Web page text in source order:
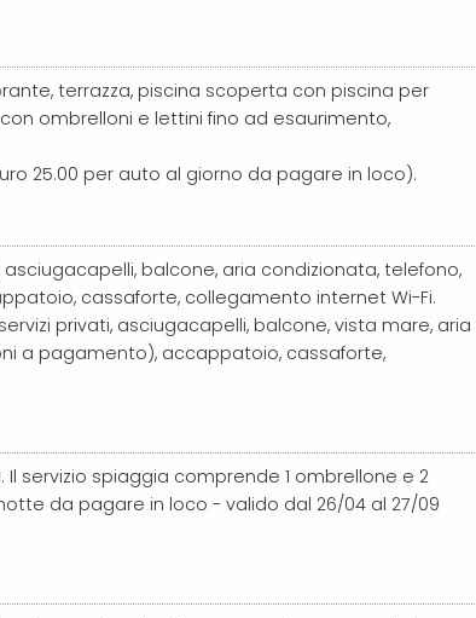
terrazza, piscina scoperta con piscina per
ombrelloni e lettini fino ad esaurimento,
25.00 per auto al giorno da pagare in loco).
balcone, aria condizionata, telefono,
cassaforte, collegamento internet Wi-Fi.
privati, asciugacapelli, balcone, vista mare, aria
a pagamento), accappatoio, cassaforte,
servizio spiaggia comprende 1 ombrellone e 2
da pagare in loco - valido dal 26/04 al 27/09